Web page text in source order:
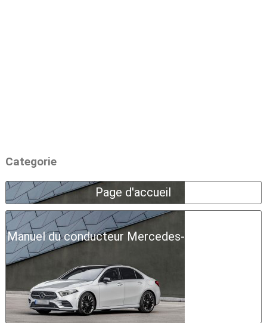
Categorie
Page d'accueil
Manuel du conducteur Mercedes-Benz Classe A